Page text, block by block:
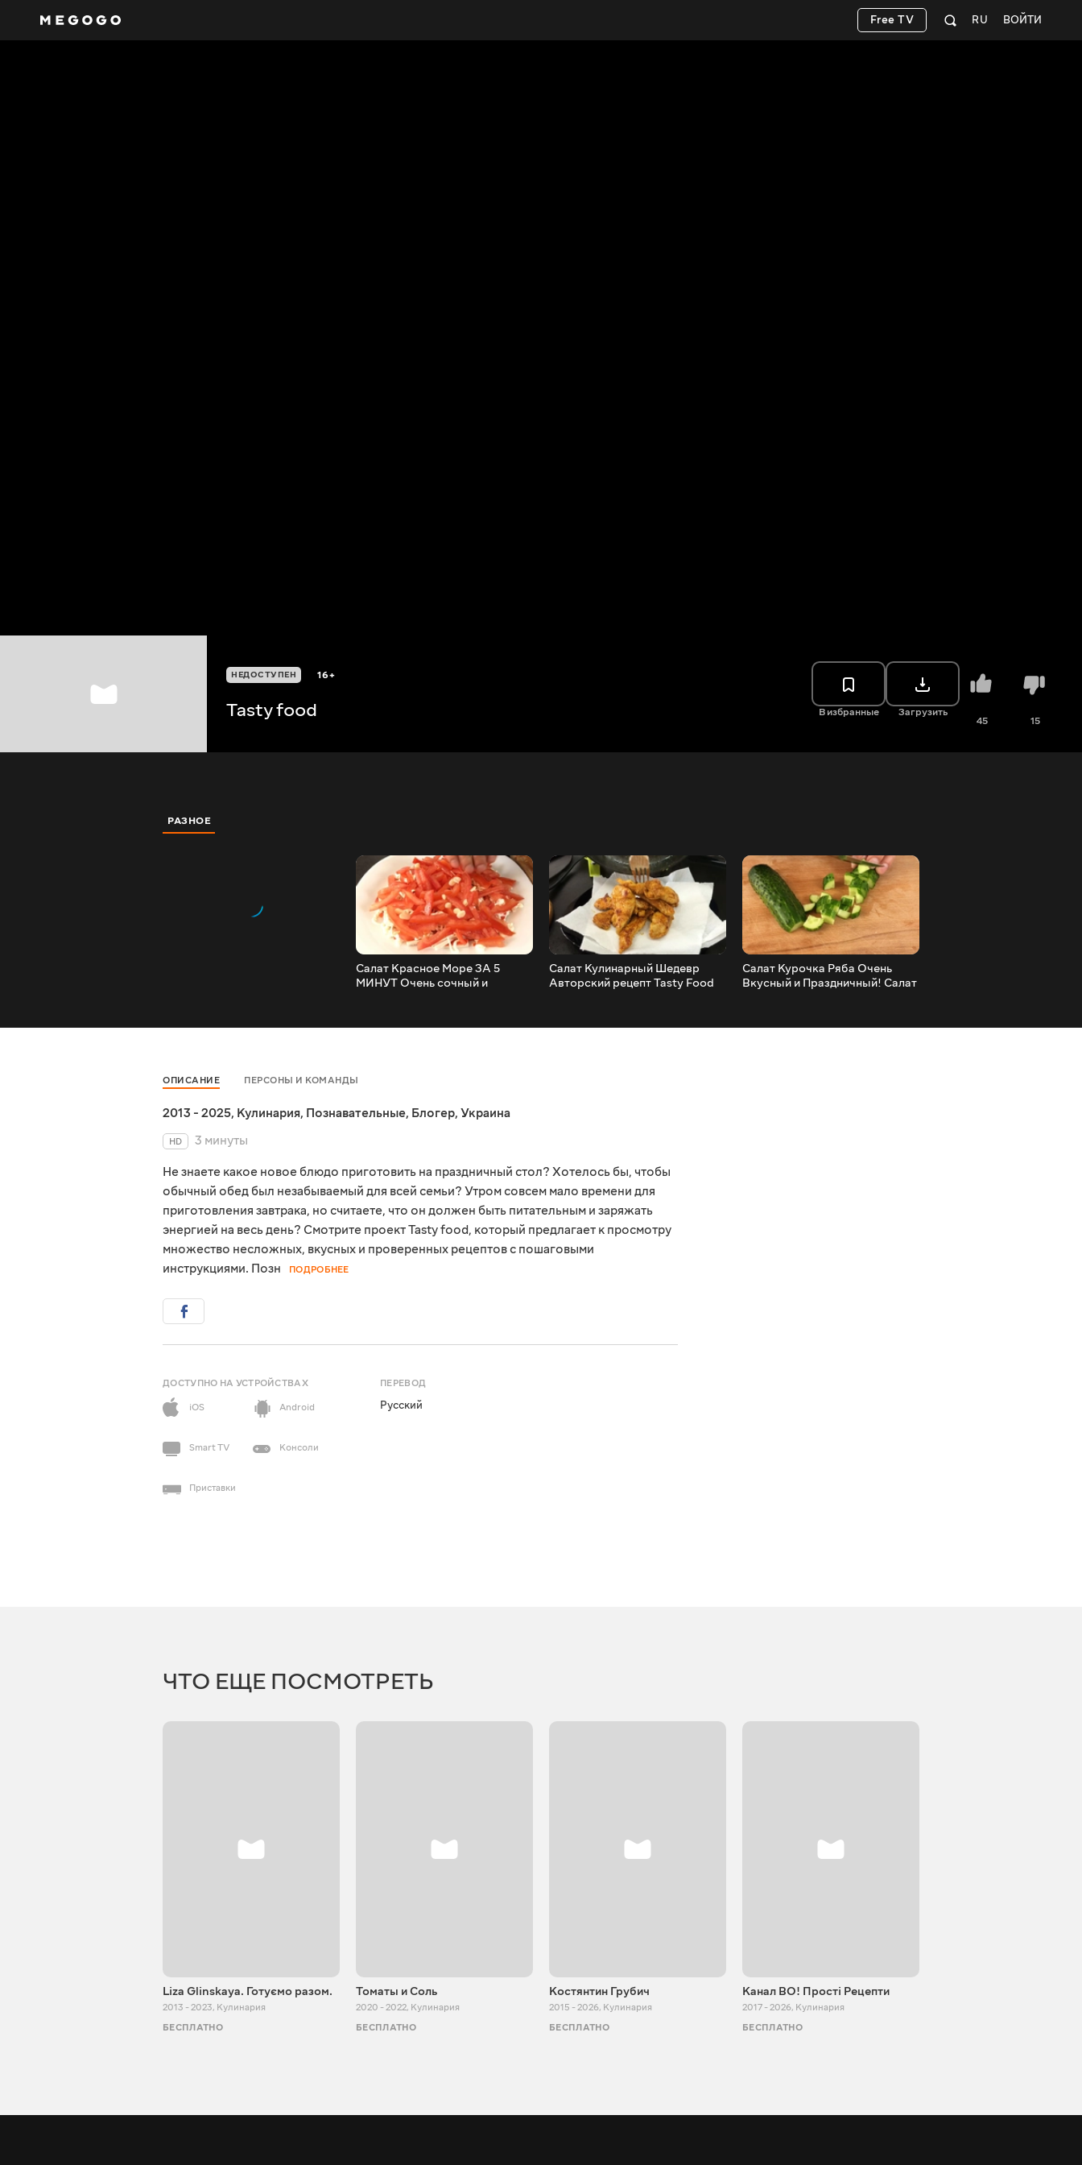
ВОЙТИ
RU
Free TV
НЕДОСТУПЕН 16+
Tasty food В избранные Загрузить
45 15
РАЗНОЕ
Салат Красное Море ЗА 5
МИНУТ Очень сочный и
Салат Кулинарный Шедевр
Авторский рецепт Tasty Food
Салат Курочка Ряба Очень
Вкусный и Праздничный! Салат
ОПИСАНИЕ ПЕРСОНЫ И КОМАНДЫ
2013 - 2025, Кулинария, Познавательные, Блогер, Украина
HD
3 минуты
Не знаете какое новое блюдо приготовить на праздничный стол? Хотелось бы, чтобы
обычный обед был незабываемый для всей семьи? Утром совсем мало времени для
приготовления завтрака, но считаете, что он должен быть питательным и заряжать
энергией на весь день? Смотрите проект Tasty food, который предлагает к просмотру
множество несложных, вкусных и проверенных рецептов с пошаговыми
инструкциями. Позн
ПОДРОБНЕЕ
ДОСТУПНО НА УСТРОЙСТВАХ
iOS
Android
Smart TV Консоли
Приставки
ПЕРЕВОД
Русский
ЧТО ЕЩЕ ПОСМОТРЕТЬ
Liza Glinskaya. Готуємо разом.
2013 - 2023, Кулинария
БЕСПЛАТНО
Томаты и Соль
2020 - 2022, Кулинария
БЕСПЛАТНО
Костянтин Грубич
2015 - 2026, Кулинария
БЕСПЛАТНО
Канал ВО! Прості Рецепти
2017 - 2026, Кулинария
БЕСПЛАТНО